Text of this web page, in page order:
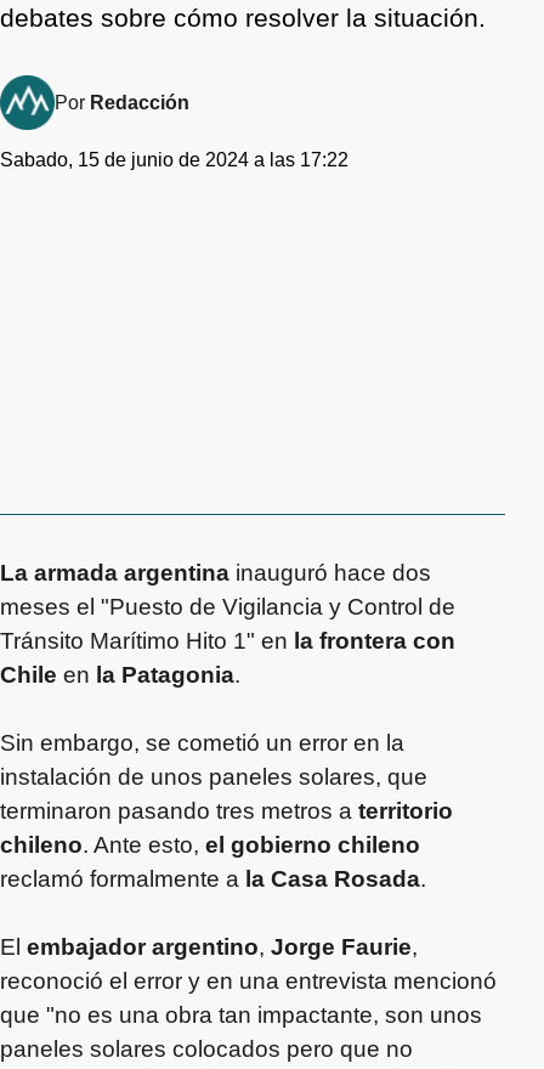
debates sobre cómo resolver la situación.
Por Redacción
Sabado, 15 de junio de 2024 a las 17:22
La armada argentina inauguró hace dos
meses el "Puesto de Vigilancia y Control de
Tránsito Marítimo Hito 1" en la frontera con
Chile en la Patagonia.
Sin embargo, se cometió un error en la
instalación de unos paneles solares, que
terminaron pasando tres metros a territorio
chileno. Ante esto, el gobierno chileno
reclamó formalmente a la Casa Rosada.
El embajador argentino, Jorge Faurie,
reconoció el error y en una entrevista mencionó
que "no es una obra tan impactante, son unos
paneles solares colocados pero que no